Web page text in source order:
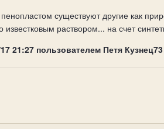
существуют другие как
известковым раствором... на счет
21:27 пользователем Петя Кузнец73